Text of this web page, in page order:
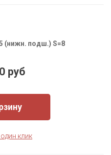
(нижн. подш.) S=8
руб
клик